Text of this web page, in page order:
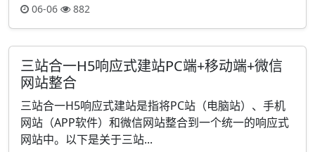
06-06 882
三站合一H5响应式建站PC端+移动端+微信
网站整合
三站合一H5响应式建站是指将PC站（电脑站）、手机
网站（APP软件）和微信网站整合到一个统一的响应式
网站中。以下是关于三站...